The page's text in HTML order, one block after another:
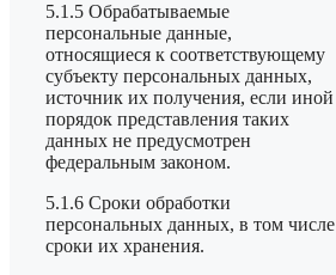
5.1.5 Обрабатываемые
персональные данные,
относящиеся к соответствующему
субъекту персональных данных,
источник их получения, если иной
порядок представления таких
данных не предусмотрен
федеральным законом.
5.1.6 Сроки обработки
персональных данных, в том числе
сроки их хранения.